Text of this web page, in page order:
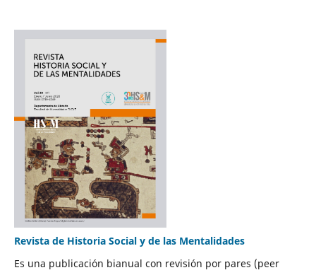
Revista de Historia Social y de las Mentalidades
Es una publicación bianual con revisión por pares (peer